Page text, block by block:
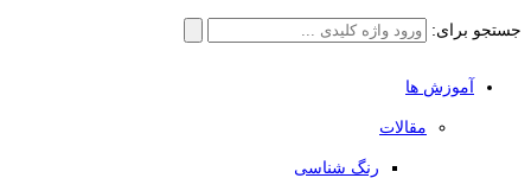
جستجو برای:
آموزش ها
مقالات
رنگ شناسی